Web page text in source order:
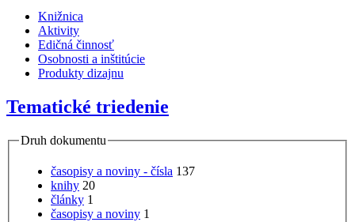
Knižnica
Aktivity
Edičná činnosť
Osobnosti a inštitúcie
Produkty dizajnu
Tematické triedenie
Druh dokumentu
časopisy a noviny - čísla 137
knihy 20
články 1
časopisy a noviny 1